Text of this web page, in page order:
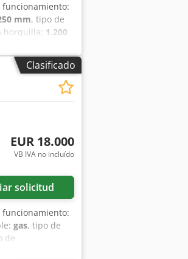
funcionamiento:
mm, tipo de
horquilla: 1.200
Clase ISO 3 =
tipo:
y
Dsdpfx
cubierta del
Clasificado
EUR 18.000
VB IVA no incluído
solicitud
funcionamiento:
gas, tipo de
de
clase 3 = 2.500